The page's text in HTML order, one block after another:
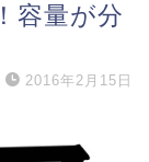
容量が分
2016年2月15日